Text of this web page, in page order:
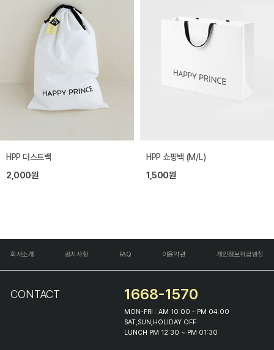
HPP 더스트백
2,000원
HPP 쇼핑백 (M/L)
1,500원
회사소개 공지사항 FAQ 이용약관 개인정보취급방침
CONTACT 1668-1570
MON-FRI : AM 10:00 - PM 04:00
SAT,SUN,HOLIDAY OFF
LUNCH PM 12:30 ~ PM 01:30